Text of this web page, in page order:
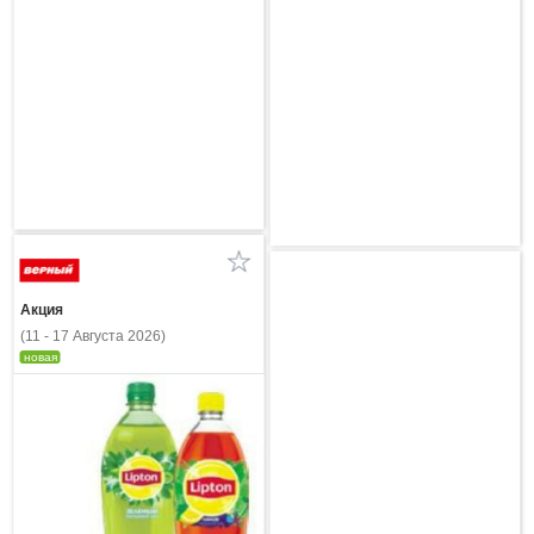
Акция
(11 - 17 Августа 2026)
новая